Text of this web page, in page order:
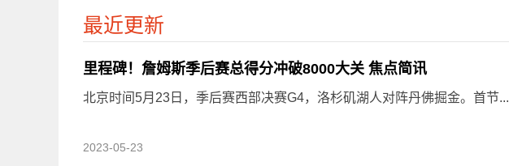
最近更新
里程碑！詹姆斯季后赛总得分冲破8000大关 焦点简讯
北京时间5月23日，季后赛西部决赛G4，洛杉矶湖人对阵丹佛掘金。首节...
2023-05-23